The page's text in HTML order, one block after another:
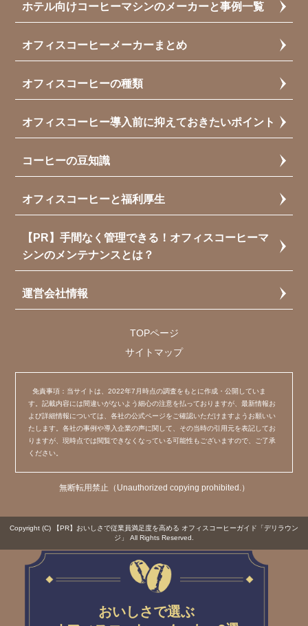
おいしさで選ぶ
ホテル向けコーヒーマシンのメーカーと事例一覧
オフィスコーヒーメーカーまとめ
オフィスコーヒーの種類
オフィスコーヒー導入前に抑えておきたいポイント
コーヒーの豆知識
オフィスコーヒーと福利厚生
【PR】手間なく管理できる！オフィスコーヒーマ
シンのメンテナンスとは？
運営会社情報
TOPページ
サイトマップ
免責事項：当サイトは、2022年7月時点の調査をもとに作成・公開していま
す。記載内容には間違いがないよう細心の注意を払っておりますが、最新情報お
よび詳細情報については、各社の公式ページをご確認いただけますようお願いい
たします。各社の事例や導入企業の声に関して、その当時の引用元を表記してお
りますが、現時点では閲覧できなくなっている可能性もございますので、ご了承
ください。
無断転用禁止（Unauthorized copying prohibited.）
Copyright (C)
【PR】おいしさで従業員満足度を高める オフィスコーヒーガイド「デリラウン
ジ」
All Rights Reserved.